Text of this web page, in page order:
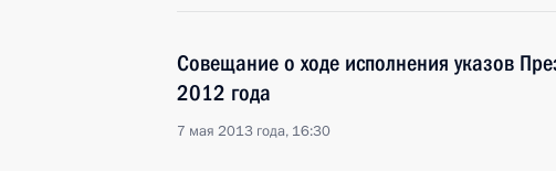
Совещание о ходе исполнения указов
2012 года
7 мая 2013 года, 16:30